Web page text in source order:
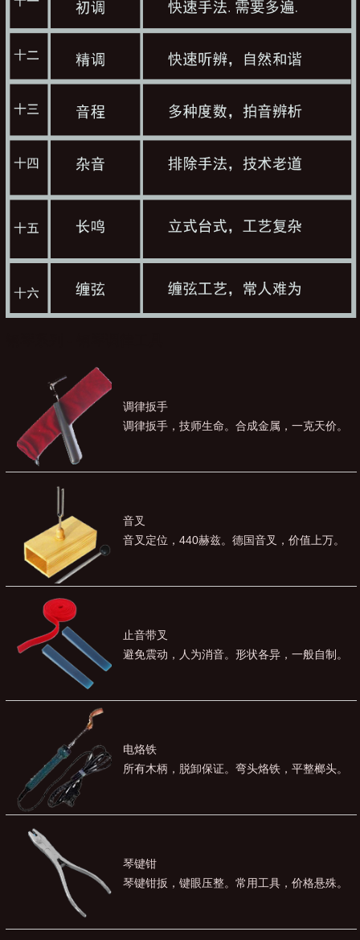
调律扳手
调律扳手，技师生命。合成金属，一克天价。
音叉
音叉定位，440赫兹。德国音叉，价值上万。
止音带叉
避免震动，人为消音。形状各异，一般自制。
电烙铁
所有木柄，脱卸保证。弯头烙铁，平整榔头。
琴键钳
琴键钳扳，键眼压整。常用工具，价格悬殊。